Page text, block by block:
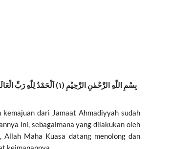
dari Jamaat Ahmadiyyah sudah
ini, sebagaimana yang dilakukan oleh
Maha Kuasa datang menolong dan